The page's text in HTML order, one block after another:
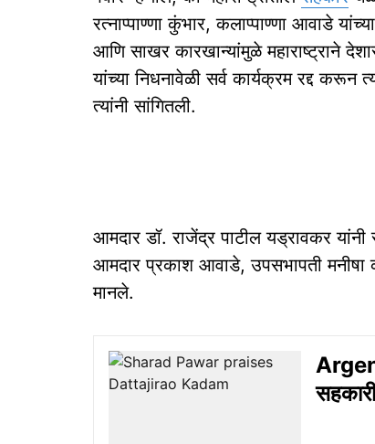
रत्नाप्पाण्णा कुंभार, कलाप्पाण्णा आवाडे
आणि साखर कारखान्यांमुळे महाराष्ट्राने
यांच्या निधनावेळी सर्व कार्यक्रम रद्द
त्यांनी सांगितली.
आमदार डॉ. राजेंद्र पाटील यड्रावकर
आमदार प्रकाश आवाडे, उपसभापती
मानले.